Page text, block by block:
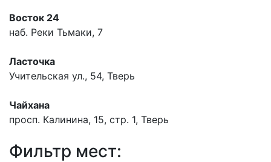
Восток 24
наб. Реки Тьмаки, 7
Ласточка
Учительская ул., 54, Тверь
Чайхана
просп. Калинина, 15, стр. 1, Тверь
Фильтр мест: